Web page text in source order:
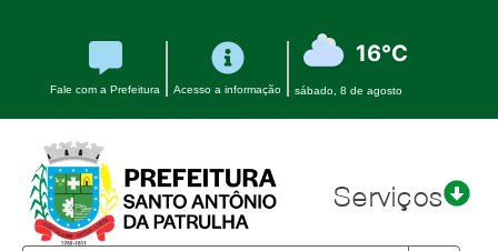
Fale com a Prefeitura Acesso a informação
16°C
sábado, 8 de agosto
Serviços